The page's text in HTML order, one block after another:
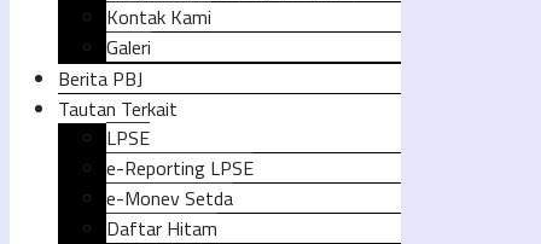
Kontak Kami
Galeri
Berita PBJ
Tautan Terkait
LPSE
e-Reporting LPSE
e-Monev Setda
Daftar Hitam